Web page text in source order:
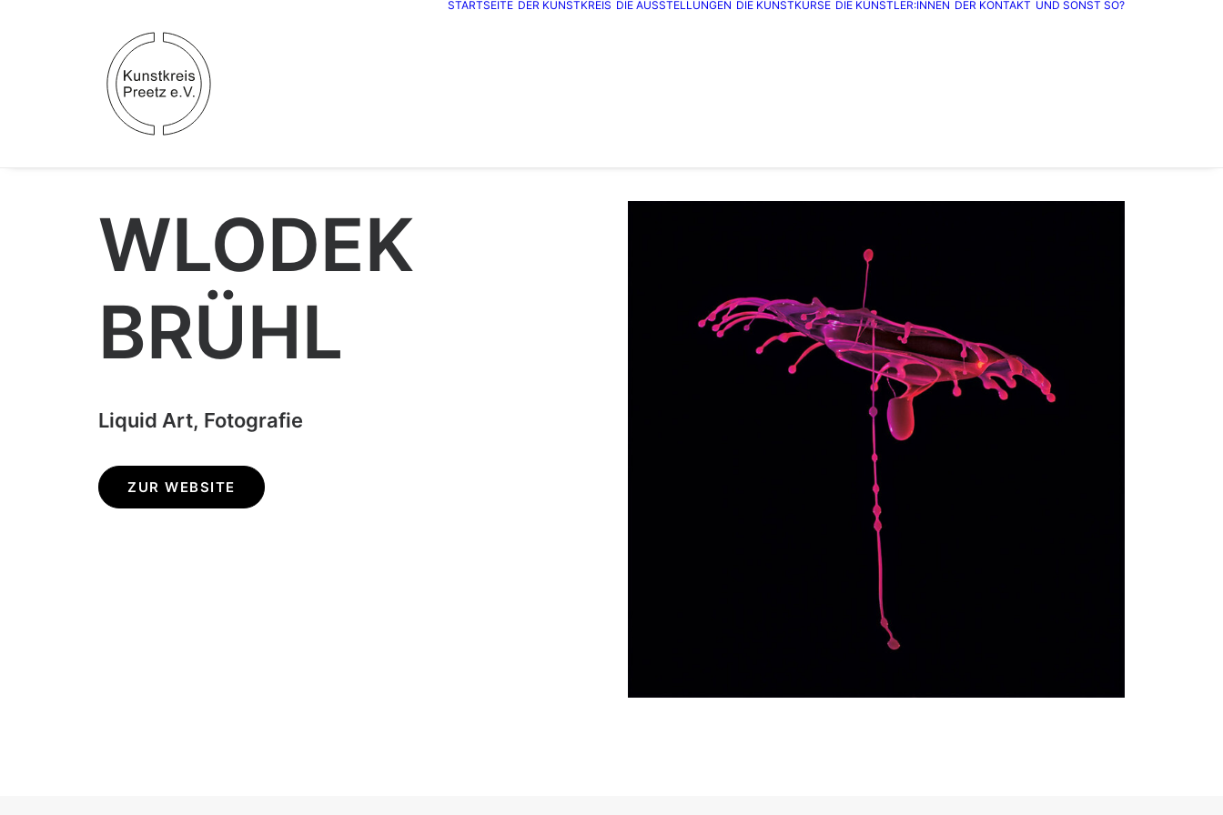
STARTSEITE DER KUNSTKREIS DIE AUSSTELLUNGEN DIE KUNSTKURSE DIE KÜNSTLER:INNEN DER KONTAKT UND SONST SO?
WLODEK
BRÜHL
Liquid Art, Fotografie
ZUR WEBSITE